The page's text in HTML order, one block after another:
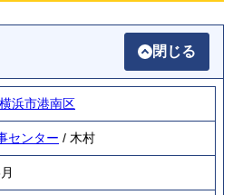
閉じる
横浜市港南区
センター / 木村